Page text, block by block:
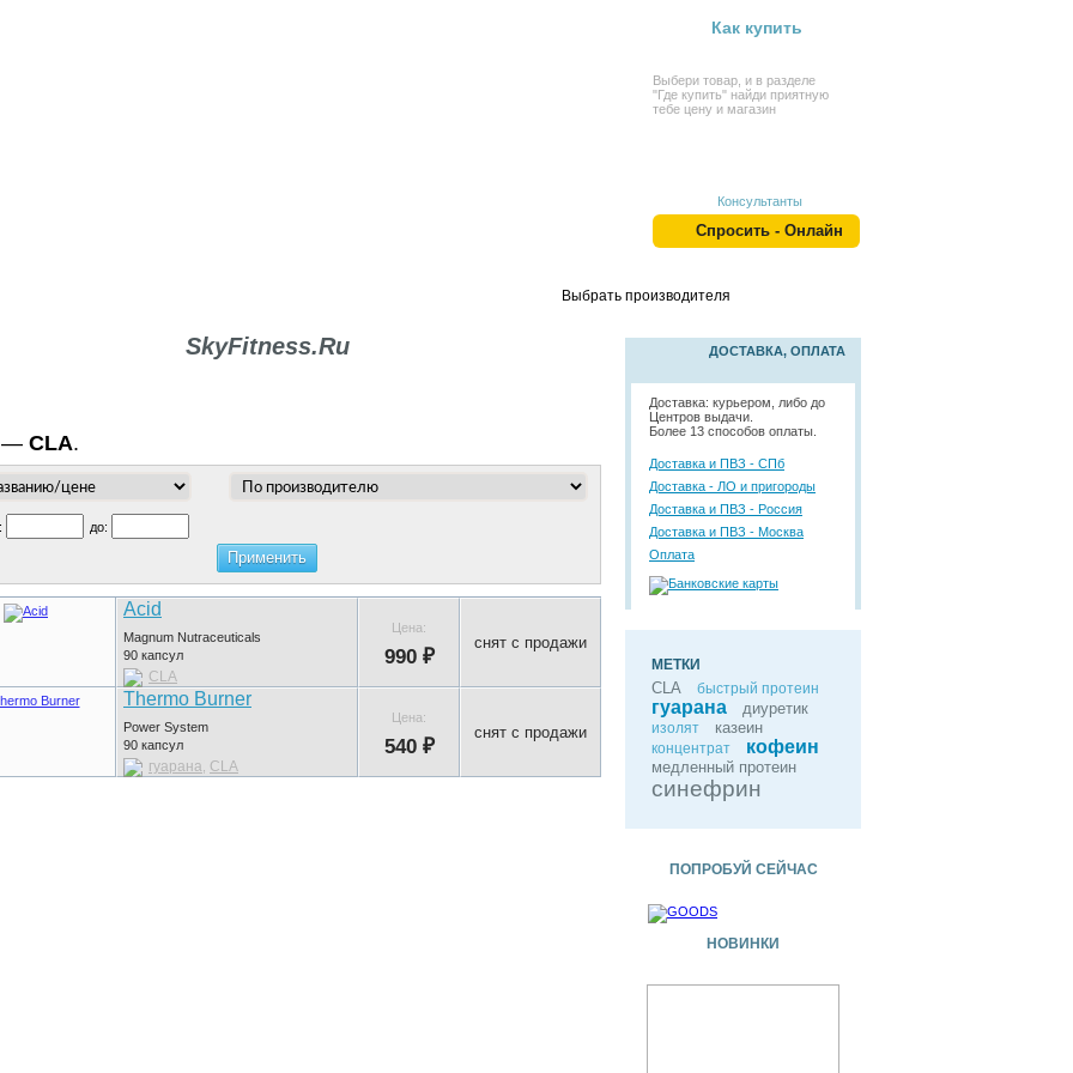
Как купить
Выбери товар, и в разделе
"Где купить" найди приятную
тебе цену и магазин
Консультанты
Спросить - Онлайн
Выбрать производителя
SkyFitness.Ru
— CLA.
до:
Acid
Magnum Nutraceuticals
90 капсул
CLA
Цена:
990 ₽
снят с продажи
Thermo Burner
Power System
90 капсул
гуарана CLA
Цена:
540 ₽
снят с продажи
ДОСТАВКА, ОПЛАТА
Доставка: курьером, либо до
Центров выдачи.
Более 13 способов оплаты.
Доставка и ПВЗ - СПб
Доставка - ЛО и пригороды
Доставка и ПВЗ - Россия
Доставка и ПВЗ - Москва
Оплата
МЕТКИ
CLA быстрый протеин
гуарана диуретик
изолят казеин
концентрат кофеин
медленный протеин
синефрин
ПОПРОБУЙ СЕЙЧАС
НОВИНКИ